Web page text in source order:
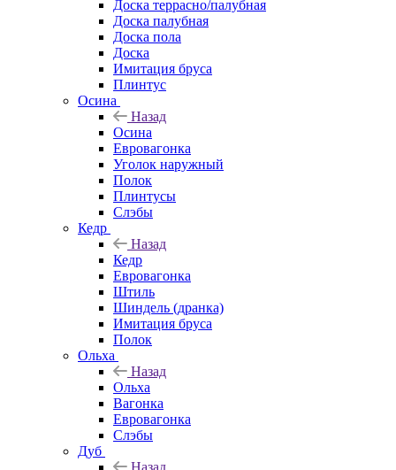
Доска террасно/палубная
Доска палубная
Доска пола
Доска
Имитация бруса
Плинтус
Осина
Назад
Осина
Евровагонка
Уголок наружный
Полок
Плинтусы
Слэбы
Кедр
Назад
Кедр
Евровагонка
Штиль
Шиндель (дранка)
Имитация бруса
Полок
Ольха
Назад
Ольха
Вагонка
Евровагонка
Слэбы
Дуб
Назад